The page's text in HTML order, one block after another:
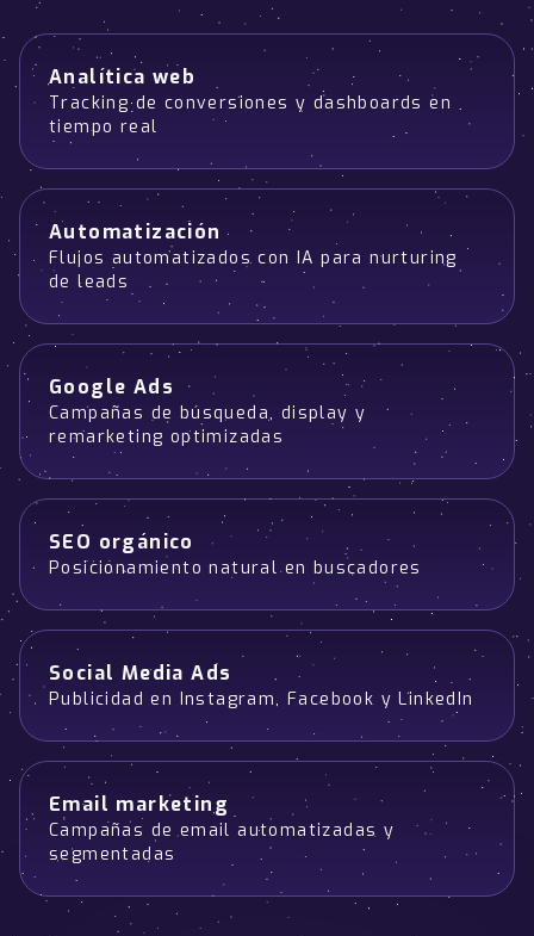
Analítica web
Tracking de conversiones y dashboards en
tiempo real
Automatización
Flujos automatizados con IA para nurturing
de leads
Google Ads
Campañas de búsqueda, display y
remarketing optimizadas
SEO orgánico
Posicionamiento natural en buscadores
Social Media Ads
Publicidad en Instagram, Facebook y LinkedIn
Email marketing
Campañas de email automatizadas y
segmentadas